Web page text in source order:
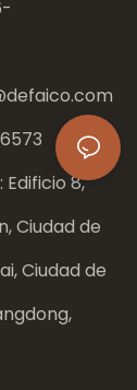
8,
Ciudad de
Ciudad de